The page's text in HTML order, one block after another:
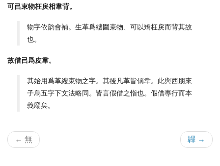
可㠯束物枉戾相韋背。
物字依韵會補。生革爲縷圍束物、可以矯枉戾而背其故
也。
故借㠯爲皮韋。
其始用爲革縷束物之字。其後凡革皆偁韋。此與西朋來
子烏五字下文法略同。皆言假借之恉也。假借專行而本
義廢矣。
← 無 韠 →